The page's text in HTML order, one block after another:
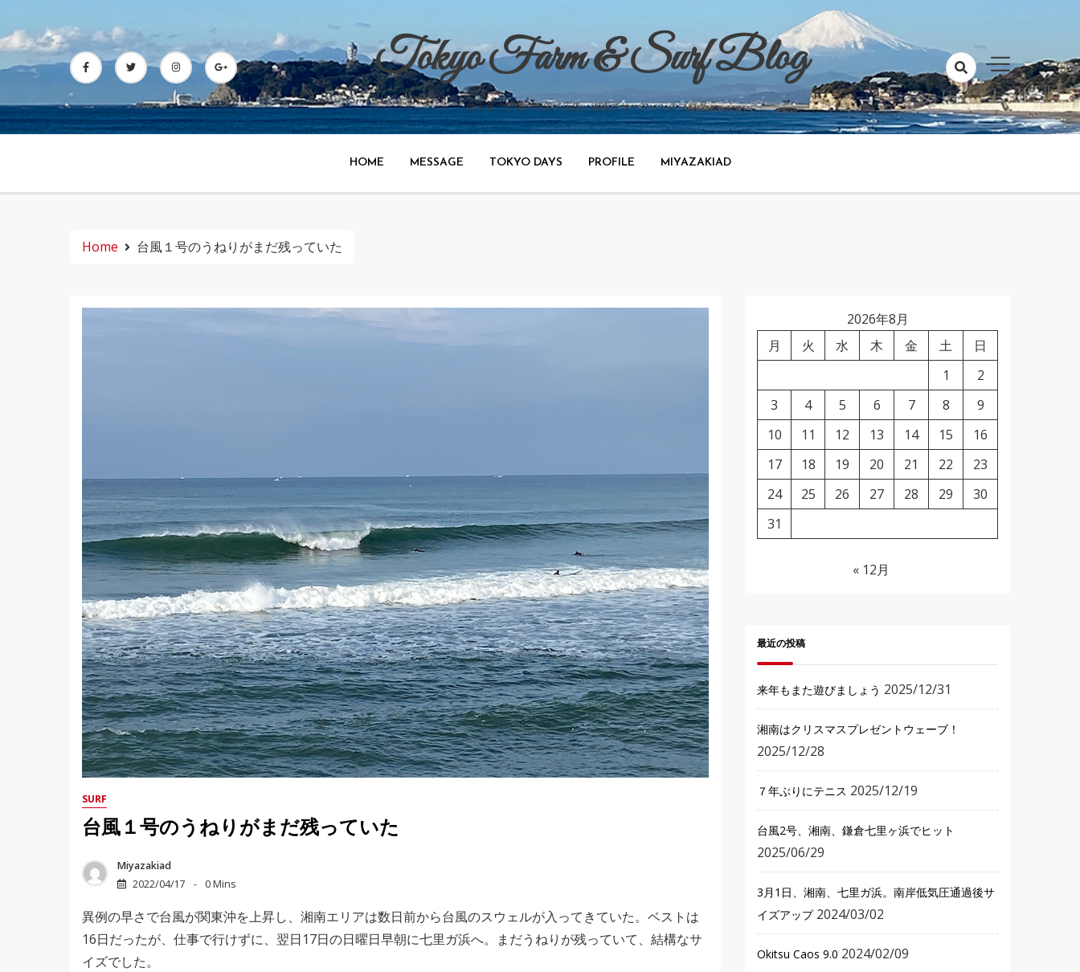
to
content
Tokyo Farm & Surf Blog
世田谷で野菜、渋谷で広告、湘南でサーフィンのブログ。
HOME MESSAGE TOKYO DAYS PROFILE MIYAZAKIAD
Home 台風１号のうねりがまだ残っていた
SURF
台風１号のうねりがまだ残っていた
Miyazakiad
2022/04/17
0 Mins
異例の早さで台風が関東沖を上昇し、湘南エリアは数日前から台風のスウェルが入ってきていた。ベストは
16日だったが、仕事で行けずに、翌日17日の日曜日早朝に七里ガ浜へ。まだうねりが残っていて、結構なサ
イズでした。
2026年8月
月
火 水 木 金 土
日
1
2
3
4 5 6 7 8
9
10
11 12 13 14 15
16
17
18 19 20 21 22
23
24
25 26 27 28 29
30
31
« 12月
最近の投稿
来年もまた遊びましょう 2025/12/31
湘南はクリスマスプレゼントウェーブ！
2025/12/28
７年ぶりにテニス 2025/12/19
台風2号、湘南、鎌倉七里ヶ浜でヒット
2025/06/29
3月1日、湘南、七里ガ浜。南岸低気圧通過後サ
イズアップ 2024/03/02
Okitsu Caos 9.0 2024/02/09